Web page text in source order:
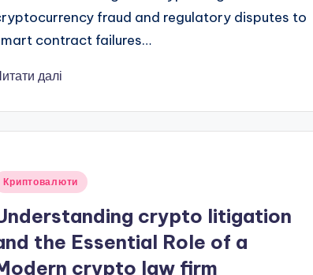
fraud and regulatory disputes to
contract failures…
далі
Криптовалюти
crypto litigation
the Essential Role of a
crypto law firm